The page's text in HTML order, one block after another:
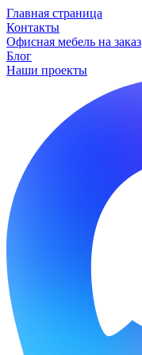
Главная страница
Контакты
Офисная мебель на заказ
Блог
Наши проекты